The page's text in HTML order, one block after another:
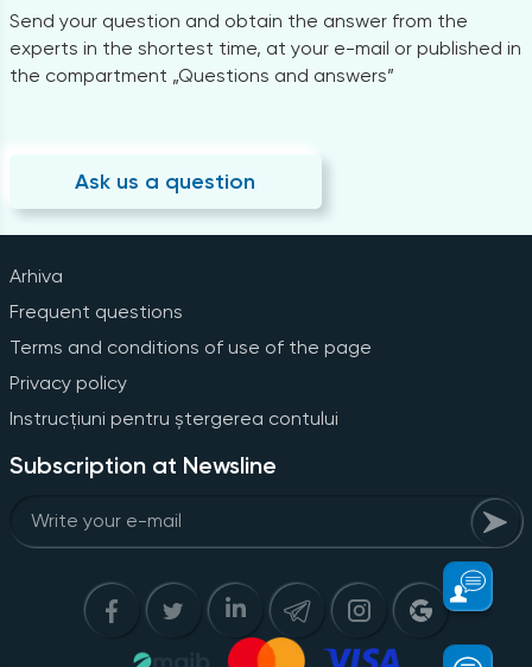
Send your question and obtain the answer from the
experts in the shortest time, at your e-mail or published in
the compartment „Questions and answers”
Ask us a question
Arhiva
Frequent questions
Terms and conditions of use of the page
Privacy policy
Instrucțiuni pentru ștergerea contului
Subscription at Newsline